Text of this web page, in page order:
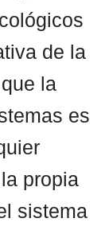
de la
la
es
propia
sistema